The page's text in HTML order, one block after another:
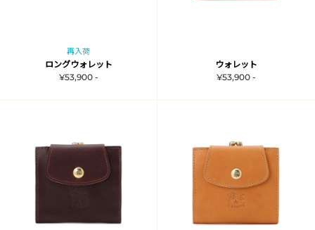
再入荷
ロングウォレット
¥53,900 -
ウォレット
¥53,900 -